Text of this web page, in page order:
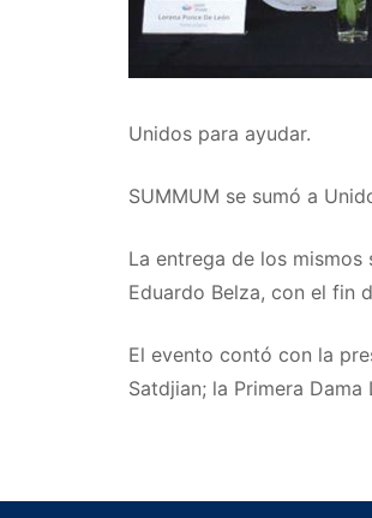
Unidos para ayudar.
SUMMUM se sumó a
La entrega de los
Eduardo Belza, con el fin
El evento contó con la
Satdjian; la Primera